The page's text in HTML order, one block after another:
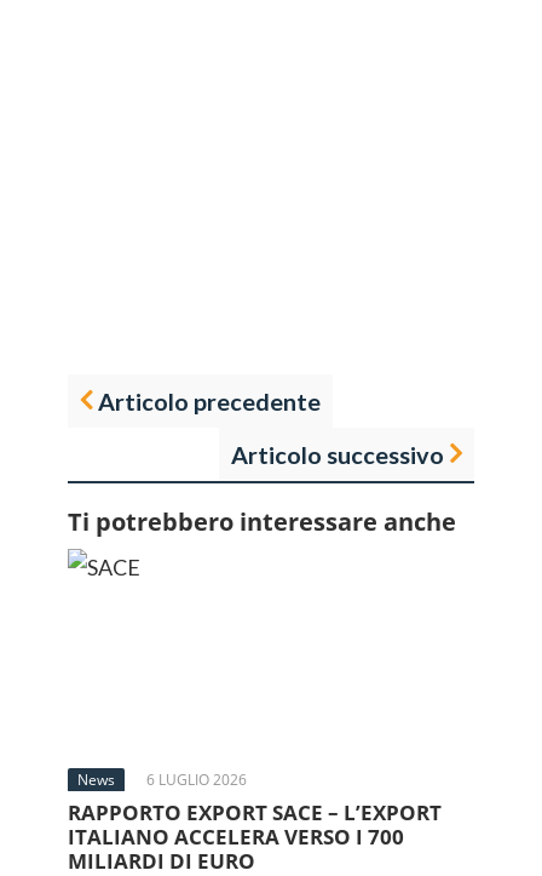
Articolo precedente
Articolo successivo
Ti potrebbero interessare anche
News 6 LUGLIO 2026
RAPPORTO EXPORT SACE – L’EXPORT
ITALIANO ACCELERA VERSO I 700
MILIARDI DI EURO